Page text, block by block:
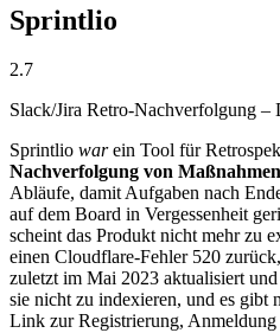
Sprintlio
2.7
Slack/Jira Retro-Nachverfolgung –
Sprintlio warein Tool für
Nachverfolgung von Maßnahmen
Abläufe, damit Aufgaben nach
auf dem Board in Vergessenheit
scheint das Produkt nicht mehr zu
einen Cloudflare-Fehler 520
zuletzt im Mai 2023 aktualisiert
sie nicht zu indexieren, und es gibt
Link zur Registrierung, Anmeldung